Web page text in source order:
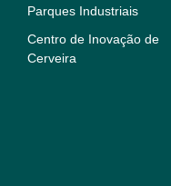
Parques Industriais
Centro de Inovação de
Cerveira